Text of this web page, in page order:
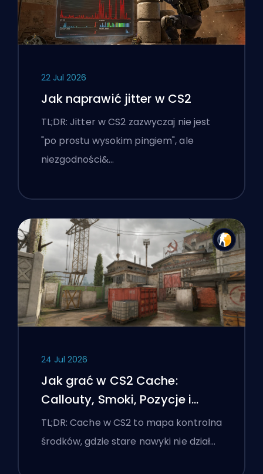
22 Jul 2026
Jak naprawić jitter w CS2
TL;DR: Jitter w CS2 zazwyczaj nie jest
"po prostu wysokim pingiem", ale
niezgodności&…
24 Jul 2026
Jak grać w CS2 Cache:
Callouty, Smoki, Pozycje i
Wskazówki Premier
TL;DR: Cache w CS2 to mapa kontrolna
środków, gdzie stare nawyki nie dział…